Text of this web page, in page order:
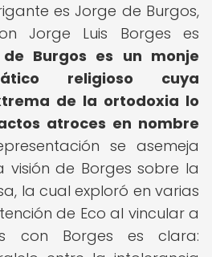
es Jorge de Burgos,
Jorge Luis Borges es
Burgos es un monje
religioso cuya
de la ortodoxia lo
atroces en nombre
se asemeja
de Borges sobre la
la cual exploró en varias
de Eco al vincular a
con Borges es clara: